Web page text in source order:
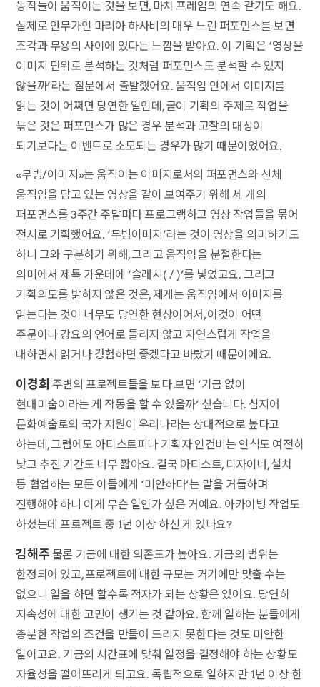
동작들이 움직이는 것을 보면, 마치 프레임의 연속 같기도 해요.
실제로 안무가인 마리아 하사비의 매우 느린 퍼포먼스를 보면
조각과 무용의 사이에 있다는 느낌을 받아요. 이 기획은 ‘영상을
이미지 단위로 분석하는 것처럼 퍼포먼스도 분석할 수 있지
않을까’라는 질문에서 출발했어요. 움직임 안에서 이미지를
읽는 것이 어쩌면 당연한 일인데, 굳이 기획의 주제로 작업을
묶은 것은 퍼포먼스가 많은 경우 분석과 고찰의 대상이
되기보다는 이벤트로 소모되는 경우가 많기 때문이었어요.
«무빙/이미지»는 움직이는 이미지로서의 퍼포먼스와 신체
움직임을 담고 있는 영상을 같이 보여주기 위해 세 개의
퍼포먼스를 3주간 주말마다 프로그램하고 영상 작업들을 묶어
전시로 기획했어요. ‘무빙이미지’라는 것이 영상을 의미하기도
하니 그와 구분하기 위해, 그리고 움직임을 분절한다는
의미에서 제목 가운데에 ‘슬래시( / )’를 넣었고요. 그리고
기획의도를 밝히지 않은 것은, 제게는 움직임에서 이미지를
읽는다는 것이 너무도 당연한 현상이어서, 이것이 어떤
주문이나 강요의 언어로 들리지 않고 자연스럽게 작업을
대하면서 읽거나 경험하면 좋겠다고 바랐기 때문이에요.
이경희 주변의 프로젝트들을 보다 보면 ‘기금 없이
현대미술이라는 게 작동을 할 수 있을까’ 싶습니다. 심지어
문화예술로의 국가 지원이 우리나라는 상대적으로 높다고
하는데, 그럼에도 아티스트피나 기획자 인건비는 인식도 여전히
낮고 추진 기간도 너무 짧아요. 결국 아티스트, 디자이너, 설치
등 협업하는 모든 이들에게 ‘미안하다’는 말을 거듭하며
진행해야 하니 이게 무슨 일인가 싶은 거예요. 아카이빙 작업도
하셨는데 프로젝트 중 1년 이상 하신 게 있나요?
김해주 물론 기금에 대한 의존도가 높아요. 기금의 범위는
한정되어 있고, 프로젝트에 대한 규모는 거기에만 맞출 수는
없으니 일을 하면 할수록 적자가 되는 상황은 있어요. 당연히
지속성에 대한 고민이 생기는 것 같아요. 함께 일하는 분들에게
충분한 작업의 조건을 만들어 드리지 못한다는 것도 미안한
일이고요. 기금의 시간표에 맞춰 일정을 결정해야 하는 상황도
자율성을 떨어뜨리게 되고요. 독립적으로 일하지만 1년 이상 한